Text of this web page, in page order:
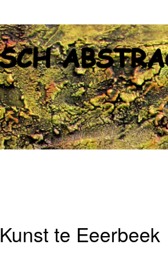
Kunst te Eeerbeek